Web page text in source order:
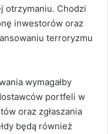
otrzymaniu. Chodzi
inwestorów oraz
terroryzmu
wymagałby
portfeli w
oraz zgłaszania
będą również